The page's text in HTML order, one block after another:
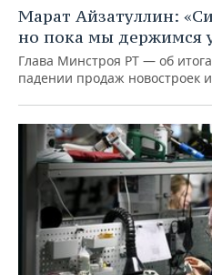
Марат Айзатуллин:
но пока мы держимся
Глава Минстроя РТ — об
падении продаж новостроек